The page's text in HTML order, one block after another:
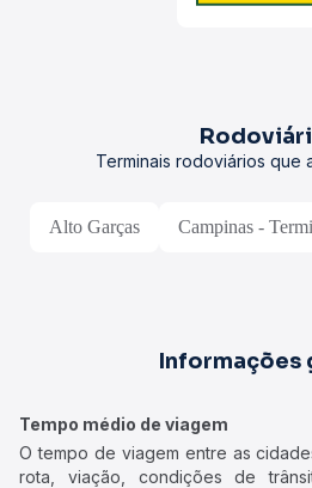
Terminais rodoviários que
Alto Garças Campinas -
Informações
Tempo médio de viagem
O tempo de viagem entre as
rota, viação, condições de